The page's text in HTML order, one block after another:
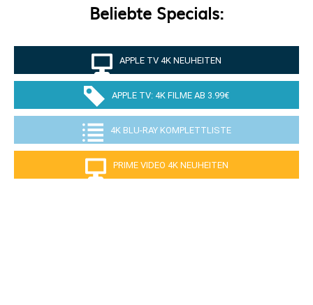
Beliebte Specials:
APPLE TV 4K NEUHEITEN
APPLE TV: 4K FILME AB 3.99€
4K BLU-RAY KOMPLETTLISTE
PRIME VIDEO 4K NEUHEITEN